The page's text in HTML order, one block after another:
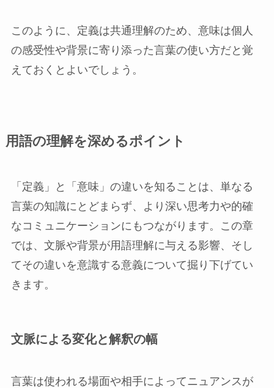
このように、定義は共通理解のため、意味は個人
の感受性や背景に寄り添った言葉の使い方だと覚
えておくとよいでしょう。
用語の理解を深めるポイント
「定義」と「意味」の違いを知ることは、単なる
言葉の知識にとどまらず、より深い思考力や的確
なコミュニケーションにもつながります。この章
では、文脈や背景が用語理解に与える影響、そし
てその違いを意識する意義について掘り下げてい
きます。
文脈による変化と解釈の幅
言葉は使われる場面や相手によってニュアンスが